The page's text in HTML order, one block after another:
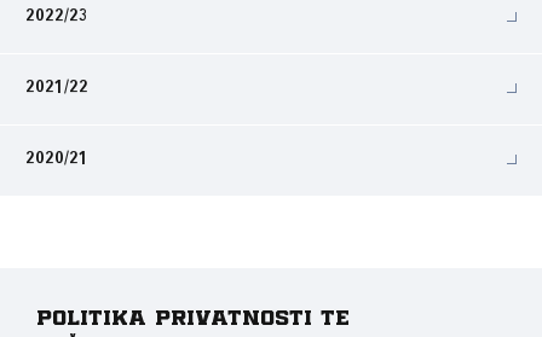
2022/23
2021/22
2020/21
Politika privatnosti te